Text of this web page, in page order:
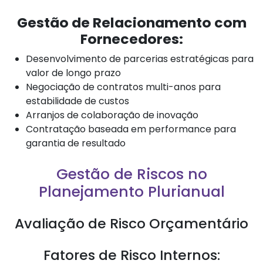
Gestão de Relacionamento com
Fornecedores:
Desenvolvimento de parcerias estratégicas para
valor de longo prazo
Negociação de contratos multi-anos para
estabilidade de custos
Arranjos de colaboração de inovação
Contratação baseada em performance para
garantia de resultado
Gestão de Riscos no
Planejamento Plurianual
Avaliação de Risco Orçamentário
Fatores de Risco Internos: